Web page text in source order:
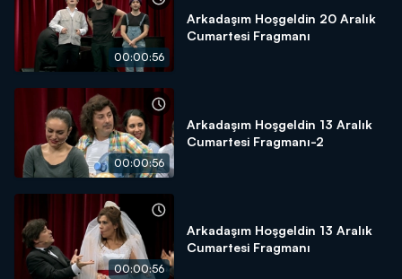
00:00:56
Arkadaşım Hoşgeldin 20 Aralık
Cumartesi Fragmanı
00:00:56
Arkadaşım Hoşgeldin 13 Aralık
Cumartesi Fragmanı-2
00:00:56
Arkadaşım Hoşgeldin 13 Aralık
Cumartesi Fragmanı